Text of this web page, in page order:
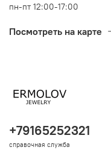
пн-пт 12:00-17:00
Посмотреть на карте
+79165252321
справочная служба